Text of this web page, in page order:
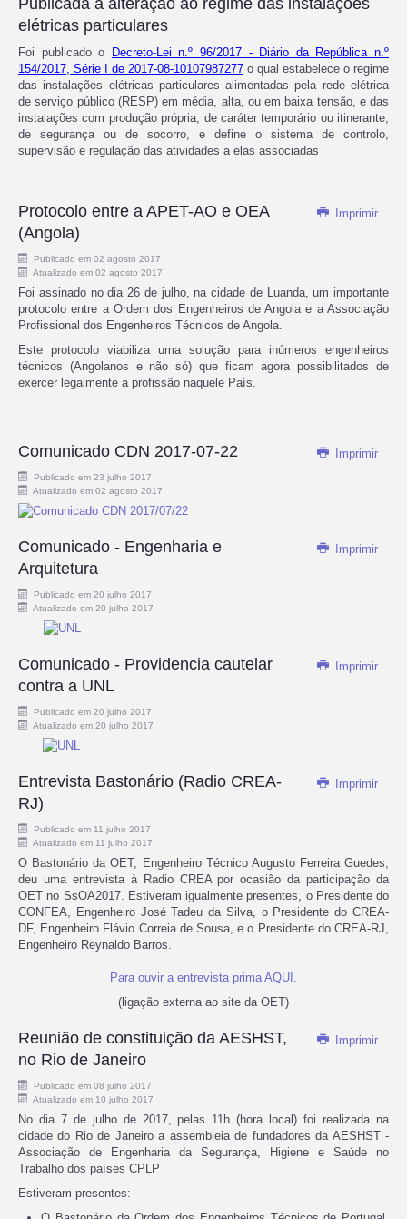
Publicada a alteração ao regime das instalações
elétricas particulares
Foi publicado o
Decreto-Lei n.º 96/2017 - Diário da República n.º
154/2017, Série I de 2017-08-10107987277 o qual estabelece o regime
das instalações elétricas particulares alimentadas pela rede elétrica
de serviço público (RESP) em média, alta, ou em baixa tensão, e das
instalações com produção própria, de caráter temporário ou itinerante,
de segurança ou de socorro, e define o sistema de controlo,
supervisão e regulação das atividades a elas associadas
Imprimir
Protocolo entre a APET-AO e OEA
(Angola)
Publicado em 02 agosto 2017
Atualizado em 02 agosto 2017
Foi assinado no dia 26 de julho, na cidade de Luanda, um importante
protocolo entre a Ordem dos Engenheiros de Angola e a Associação
Profissional dos Engenheiros Técnicos de Angola.
Este protocolo viabiliza uma solução para inúmeros engenheiros
técnicos (Angolanos e não só) que ficam agora possibilitados de
exercer legalmente a profissão naquele País.
Imprimir
Comunicado CDN 2017-07-22
Publicado em 23 julho 2017
Atualizado em 02 agosto 2017
Imprimir
Comunicado - Engenharia e
Arquitetura
Publicado em 20 julho 2017
Atualizado em 20 julho 2017
Imprimir
Comunicado - Providencia cautelar
contra a UNL
Publicado em 20 julho 2017
Atualizado em 20 julho 2017
Imprimir
Entrevista Bastonário (Radio CREA-
RJ)
Publicado em 11 julho 2017
Atualizado em 11 julho 2017
O Bastonário da OET, Engenheiro Técnico Augusto Ferreira Guedes,
deu uma entrevista à Radio CREA por ocasião da participação da
OET no SsOA2017. Estiveram igualmente presentes, o Presidente do
CONFEA, Engenheiro José Tadeu da Silva, o Presidente do CREA-
DF, Engenheiro Flávio Correia de Sousa, e o Presidente do CREA-RJ,
Engenheiro Reynaldo Barros.
Para ouvir a entrevista prima AQUI.
(ligação externa ao site da OET)
Imprimir
Reunião de constituição da AESHST,
no Rio de Janeiro
Publicado em 08 julho 2017
Atualizado em 10 julho 2017
No dia 7 de julho de 2017, pelas 11h (hora local) foi realizada na
cidade do Rio de Janeiro a assembleia de fundadores da AESHST -
Associação de Engenharia da Segurança, Higiene e Saúde no
Trabalho dos países CPLP
Estiveram presentes: